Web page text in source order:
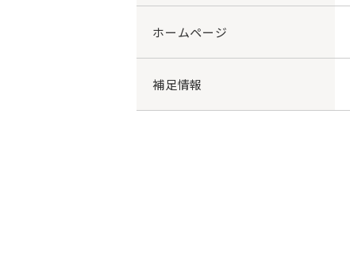
ホームページ
補足情報